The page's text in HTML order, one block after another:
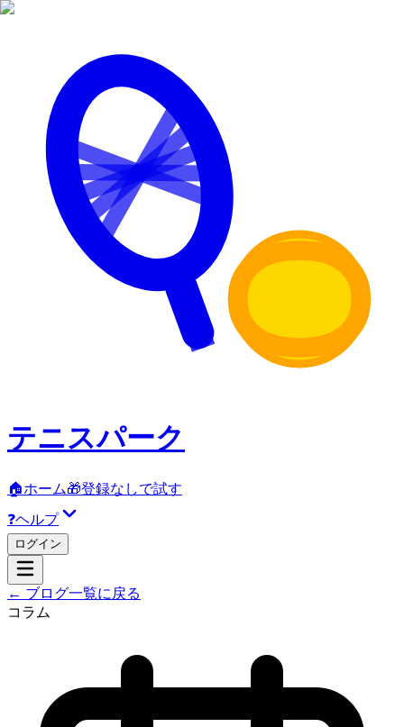
テニスパーク
🏠ホーム🎁登録なしで試す
❓ヘルプ
ログイン
← ブログ一覧に戻る
コラム